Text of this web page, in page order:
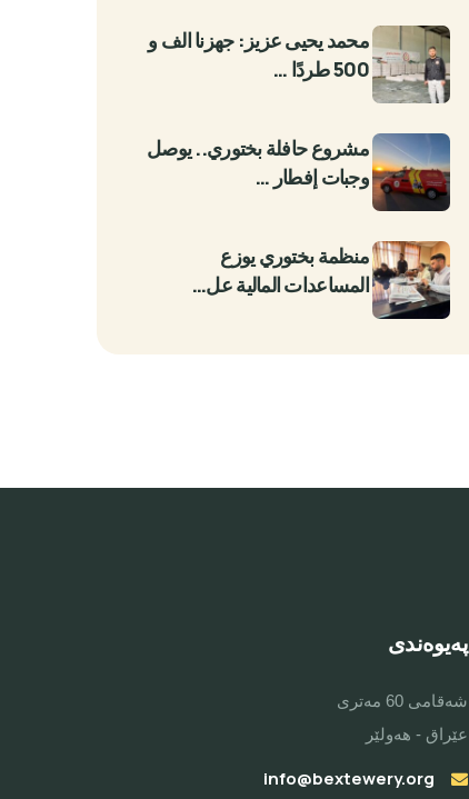
محمد يحيى عزيز: جهزنا الف و
500 طردًا …
مشروع حافلة بختوري.. يوصل
وجبات إفطار …
منظمة بختوري يوزع
المساعدات المالية عل…
پەیوەندی
شەقامی 60 مەتری
عێراق - هەولێر
info@bextewery.org